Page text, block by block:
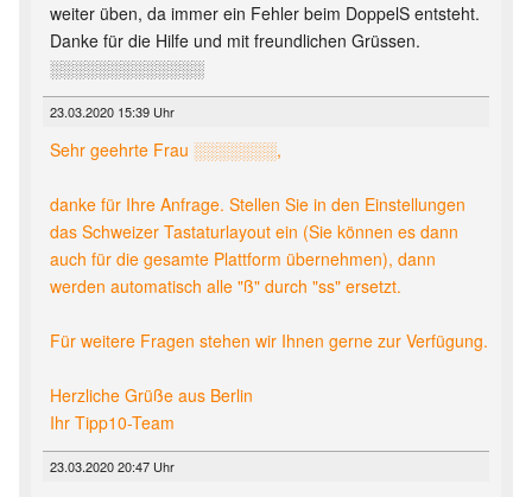
weiter üben, da immer ein Fehler beim DoppelS entsteht.
Danke für die Hilfe und mit freundlichen Grüssen.
░░░░░░░░░░░░░
23.03.2020 15:39 Uhr
Sehr geehrte Frau ░░░░░░░,
danke für Ihre Anfrage. Stellen Sie in den Einstellungen
das Schweizer Tastaturlayout ein (Sie können es dann
auch für die gesamte Plattform übernehmen), dann
werden automatisch alle "ß" durch "ss" ersetzt.
Für weitere Fragen stehen wir Ihnen gerne zur Verfügung.
Herzliche Grüße aus Berlin
Ihr Tipp10-Team
23.03.2020 20:47 Uhr